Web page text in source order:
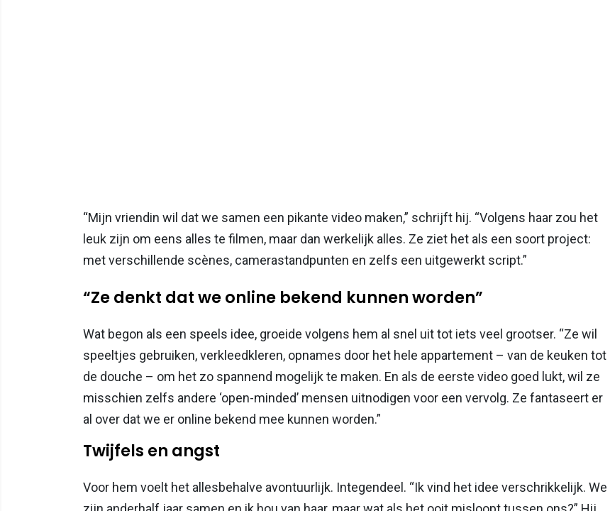
“Mijn vriendin wil dat we samen een pikante video maken,” schrijft hij. “Volgens haar zou het
leuk zijn om eens alles te filmen, maar dan werkelijk alles. Ze ziet het als een soort project:
met verschillende scènes, camerastandpunten en zelfs een uitgewerkt script.”
“Ze denkt dat we online bekend kunnen worden”
Wat begon als een speels idee, groeide volgens hem al snel uit tot iets veel grootser. “Ze wil
speeltjes gebruiken, verkleedkleren, opnames door het hele appartement – van de keuken tot
de douche – om het zo spannend mogelijk te maken. En als de eerste video goed lukt, wil ze
misschien zelfs andere ‘open-minded’ mensen uitnodigen voor een vervolg. Ze fantaseert er
al over dat we er online bekend mee kunnen worden.”
Twijfels en angst
Voor hem voelt het allesbehalve avontuurlijk. Integendeel. “Ik vind het idee verschrikkelijk. We